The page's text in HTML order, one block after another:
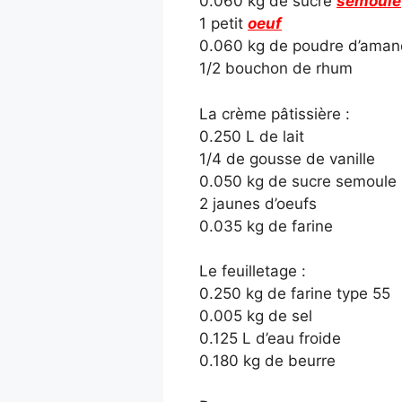
1 petit oeuf
0.060 kg de poudre
1/2 bouchon de rhum
La crème pâtissière :
0.250 L de lait
1/4 de gousse de vanille
0.050 kg de sucre semoule
2 jaunes d’oeufs
0.035 kg de farine
Le feuilletage :
0.250 kg de farine type 55
0.005 kg de sel
0.125 L d’eau froide
0.180 kg de beurre